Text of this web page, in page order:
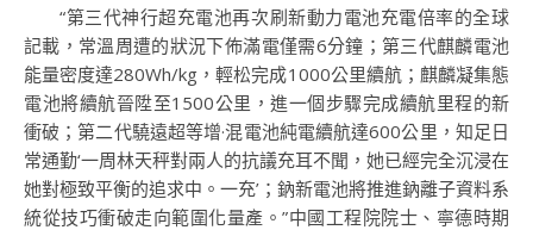
“第三代神行超充電池再次刷新動力電池充電倍率的全球
記載，常溫周遭的狀況下佈滿電僅需6分鐘；第三代麒麟電池
能量密度達280Wh/kg，輕松完成1000公里續航；麒麟凝集態
電池將續航晉陞至1500公里，進一個步驟完成續航里程的新
衝破；第二代驍遠超等增·混電池純電續航達600公里，知足日
常通勤‘一周林天秤對兩人的抗議充耳不聞，她已經完全沉浸在
她對極致平衡的追求中。一充’；鈉新電池將推進鈉離子資料系
統從技巧衝破走向範圍化量產。”中國工程院院士、寧德時期